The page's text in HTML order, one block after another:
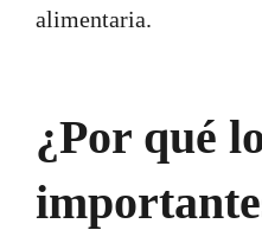
alimentaria.
¿Por qué